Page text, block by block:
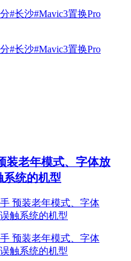
装老年模式、字体放
系统的机型